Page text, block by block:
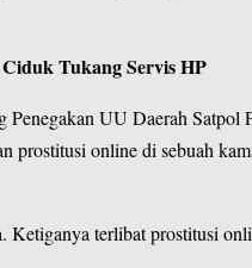
Tukang Servis HP
Penegakan UU Daerah Satpol
prostitusi online di sebuah
Ketiganya terlibat prostitusi